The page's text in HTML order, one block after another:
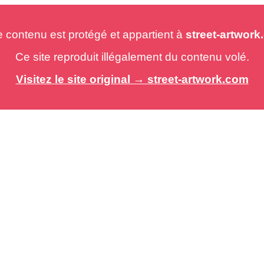
est protégé et appartient à street-
Ce site reproduit illégalement du contenu volé.
Visitez le site original → street-artwork.com